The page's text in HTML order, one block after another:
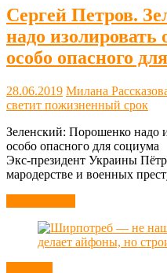
Сергей Петров.
надо изолировать
особо опасного
28.06.2019 Милана
светит пожизненный срок
Зеленский: Порошенко надо
особо опасного для социума
Экс-президент Украины
мародерстве и военных